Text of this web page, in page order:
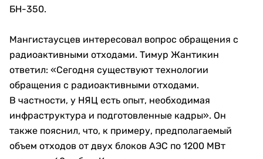
БН-350.
Мангистаусцев интересовал вопрос обращения с
радиоактивными отходами. Тимур Жантикин
ответил: «Сегодня существуют технологии
обращения с радиоактивными отходами.
В частности, у НЯЦ есть опыт, необходимая
инфраструктура и подготовленные кадры». Он
также пояснил, что, к примеру, предполагаемый
объем отходов от двух блоков АЭС по 1200 МВт